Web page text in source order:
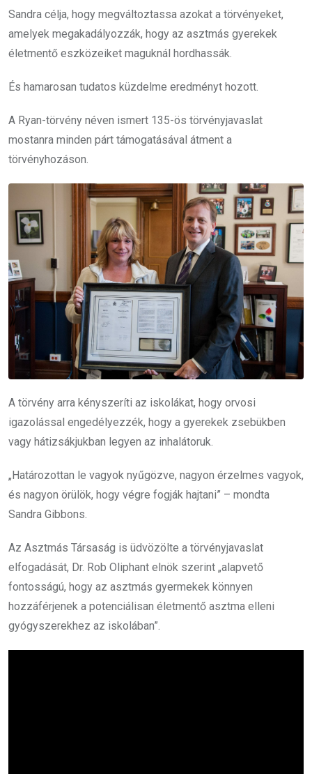
Sandra célja, hogy megváltoztassa azokat a törvényeket,
amelyek megakadályozzák, hogy az asztmás gyerekek
életmentő eszközeiket maguknál hordhassák.
És hamarosan tudatos küzdelme eredményt hozott.
A Ryan-törvény néven ismert 135-ös törvényjavaslat
mostanra minden párt támogatásával átment a
törvényhozáson.
A törvény arra kényszeríti az iskolákat, hogy orvosi
igazolással engedélyezzék, hogy a gyerekek zsebükben
vagy hátizsákjukban legyen az inhalátoruk.
„Határozottan le vagyok nyűgözve, nagyon érzelmes vagyok,
és nagyon örülök, hogy végre fogják hajtani” – mondta
Sandra Gibbons.
Az Asztmás Társaság is üdvözölte a törvényjavaslat
elfogadását, Dr. Rob Oliphant elnök szerint „alapvető
fontosságú, hogy az asztmás gyermekek könnyen
hozzáférjenek a potenciálisan életmentő asztma elleni
gyógyszerekhez az iskolában”.